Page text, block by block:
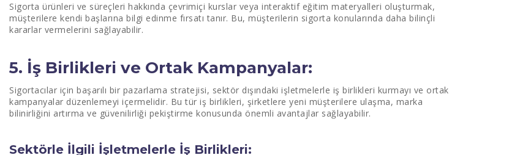
Sigorta ürünleri ve süreçleri hakkında çevrimiçi kurslar veya interaktif eğitim materyalleri oluşturmak,
müşterilere kendi başlarına bilgi edinme fırsatı tanır. Bu, müşterilerin sigorta konularında daha bilinçli
kararlar vermelerini sağlayabilir.
5. İş Birlikleri ve Ortak Kampanyalar:
Sigortacılar için başarılı bir pazarlama stratejisi, sektör dışındaki işletmelerle iş birlikleri kurmayı ve ortak
kampanyalar düzenlemeyi içermelidir. Bu tür iş birlikleri, şirketlere yeni müşterilere ulaşma, marka
bilinirliğini artırma ve güvenilirliği pekiştirme konusunda önemli avantajlar sağlayabilir.
Sektörle İlgili İşletmelerle İş Birlikleri: